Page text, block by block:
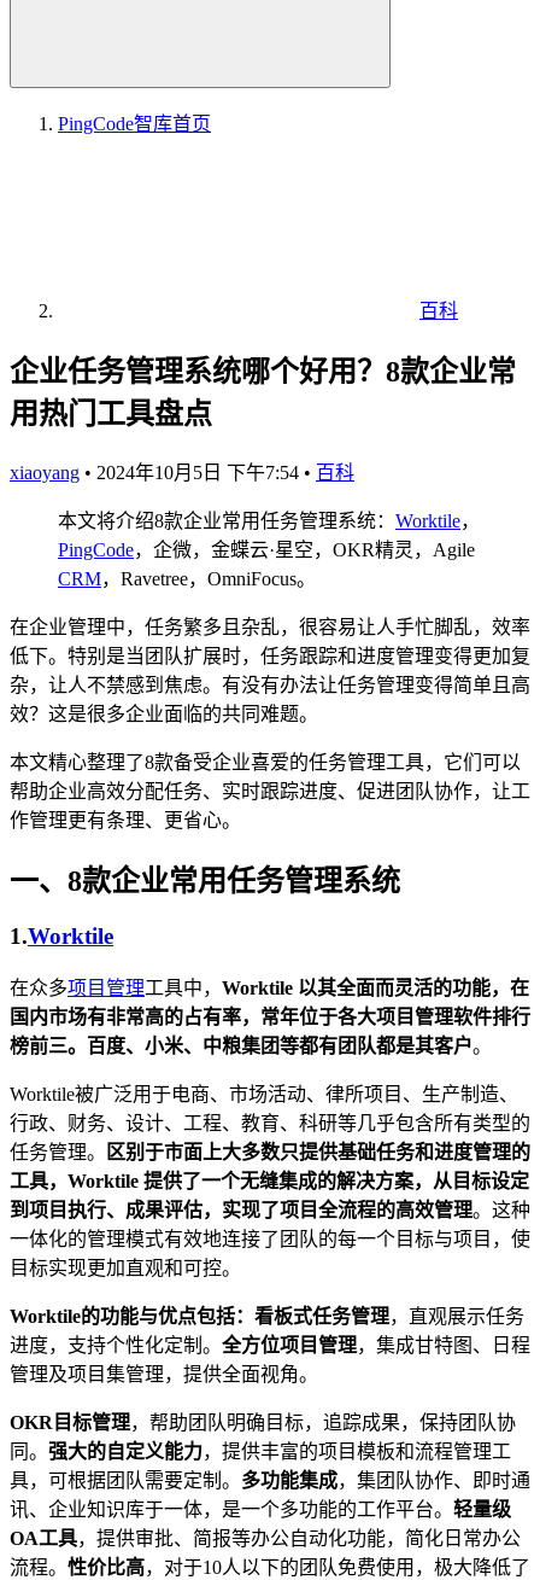
PingCode智库首页
百科
企业任务管理系统哪个好用？8款企业常
用热门工具盘点
xiaoyang • 2024年10月5日 下午7:54 • 百科
本文将介绍8款企业常用任务管理系统： Worktile，
PingCode，企微，金蝶云·星空，OKR精灵，Agile
CRM，Ravetree，OmniFocus。
在企业管理中，任务繁多且杂乱，很容易让人手忙脚乱，效率
低下。特别是当团队扩展时，任务跟踪和进度管理变得更加复
杂，让人不禁感到焦虑。有没有办法让任务管理变得简单且高
效？这是很多企业面临的共同难题。
本文精心整理了8款备受企业喜爱的任务管理工具，它们可以
帮助企业高效分配任务、实时跟踪进度、促进团队协作，让工
作管理更有条理、更省心。
一、8款企业常用任务管理系统
1.Worktile
在众多项目管理工具中， Worktile 以其全面而灵活的功能，在
国内市场有非常高的占有率，常年位于各大项目管理软件排行
榜前三。百度、小米、中粮集团等都有团队都是其客户。
Worktile被广泛用于电商、市场活动、律所项目、生产制造、
行政、财务、设计、工程、教育、科研等几乎包含所有类型的
任务管理。
区别于市面上大多数只提供基础任务和进度管理的
工具，Worktile 提供了一个无缝集成的解决方案，从目标设定
到项目执行、成果评估，实现了项目全流程的高效管理。这种
一体化的管理模式有效地连接了团队的每一个目标与项目，使
目标实现更加直观和可控。
Worktile的功能与优点包括：看板式任务管理，直观展示任务
进度，支持个性化定制。 全方位项目管理，集成甘特图、日程
管理及项目集管理，提供全面视角。
OKR目标管理，帮助团队明确目标，追踪成果，保持团队协
同。 强大的自定义能力，提供丰富的项目模板和流程管理工
具，可根据团队需要定制。 多功能集成，集团队协作、即时通
讯、企业知识库于一体，是一个多功能的工作平台。 轻量级
OA工具，提供审批、简报等办公自动化功能，简化日常办公
流程。 性价比高，对于10人以下的团队免费使用，极大降低了